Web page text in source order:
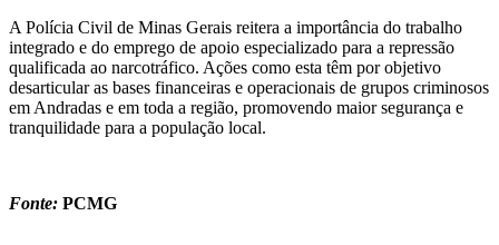
A Polícia Civil de Minas Gerais reitera a importância do trabalho
integrado e do emprego de apoio especializado para a repressão
qualificada ao narcotráfico. Ações como esta têm por objetivo
desarticular as bases financeiras e operacionais de grupos criminosos
em Andradas e em toda a região, promovendo maior segurança e
tranquilidade para a população local.
Fonte: PCMG